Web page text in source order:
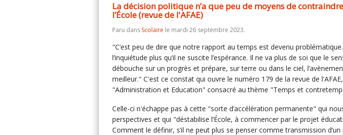
La décision politique n’a que peu de moyens de
l’École (revue de l'AFAE)
Paru dans Scolaire le mardi 26 septembre 2023.
"C’est peu de dire que notre rapport au temps est devenu problématique.
l’inquiétude plus qu’il ne suscite l’espérance. Il ne va plus de soi que le
débouche sur un progrès et prépare, sur terre ou dans le ciel,
meilleur." C'est ce constat qui ouvre le numéro 179 de la revue de l'AFAE,
"Administration et Education" consacré au thème "Temps et
Celle-ci n'échappe pas à cette "sorte d’accélération permanente" qui
perspectives et qui "déstabilise l’École, à commencer par le projet
Comment le définir, s’il ne peut plus se penser comme transmission